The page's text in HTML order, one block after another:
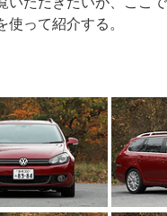
って紹介する。